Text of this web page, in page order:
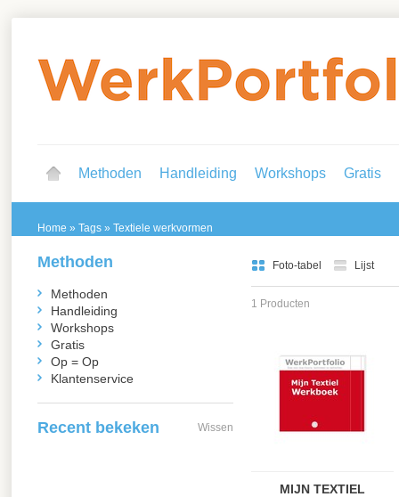
Methoden Handleiding Workshops Gratis
Home » Tags » Textiele werkvormen
Foto-tabel Lijst
1 Producten
MIJN TEXTIEL
Methoden
Methoden
Handleiding
Workshops
Gratis
Op = Op
Klantenservice
Recent bekeken Wissen